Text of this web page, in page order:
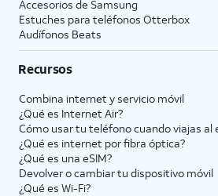
Accesorios de Samsung
Estuches para teléfonos Otterbox
Audífonos Beats
Recursos
Combina internet y servicio móvil
¿Qué es Internet Air?
Cómo usar tu teléfono cuando viajas al
¿Qué es internet por fibra óptica?
¿Qué es una eSIM?
Devolver o cambiar tu dispositivo móvil
¿Qué es Wi-Fi?